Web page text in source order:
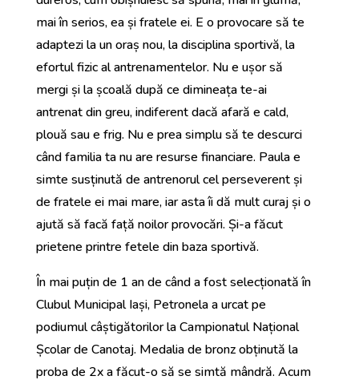
mai în serios, ea și fratele ei. E o provocare să te
adaptezi la un oraș nou, la disciplina sportivă, la
efortul fizic al antrenamentelor. Nu e ușor să
mergi și la școală după ce dimineața te-ai
antrenat din greu, indiferent dacă afară e cald,
plouă sau e frig. Nu e prea simplu să te descurci
când familia ta nu are resurse financiare. Paula e
simte susținută de antrenorul cel perseverent și
de fratele ei mai mare, iar asta îi dă mult curaj și o
ajută să facă față noilor provocări. Și-a făcut
prietene printre fetele din baza sportivă.
În mai puțin de 1 an de când a fost selecționată în
Clubul Municipal Iași, Petronela a urcat pe
podiumul câștigătorilor la Campionatul Național
Școlar de Canotaj. Medalia de bronz obținută la
proba de 2x a făcut-o să se simtă mândră. Acum